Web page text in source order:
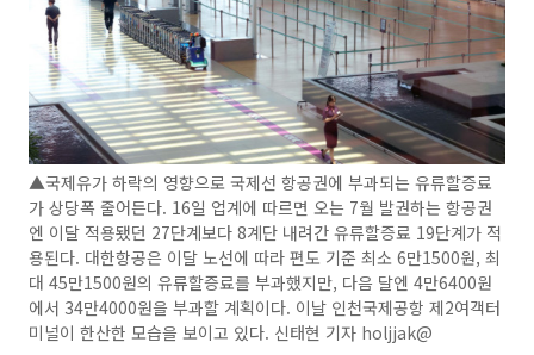
▲국제유가 하락의 영향으로 국제선 항공권에 부과되는 유류할증료
가 상당폭 줄어든다. 16일 업계에 따르면 오는 7월 발권하는 항공권
엔 이달 적용됐던 27단계보다 8계단 내려간 유류할증료 19단계가 적
용된다. 대한항공은 이달 노선에 따라 편도 기준 최소 6만1500원, 최
대 45만1500원의 유류할증료를 부과했지만, 다음 달엔 4만6400원
에서 34만4000원을 부과할 계획이다. 이날 인천국제공항 제2여객터
미널이 한산한 모습을 보이고 있다. 신태현 기자 holjjak@